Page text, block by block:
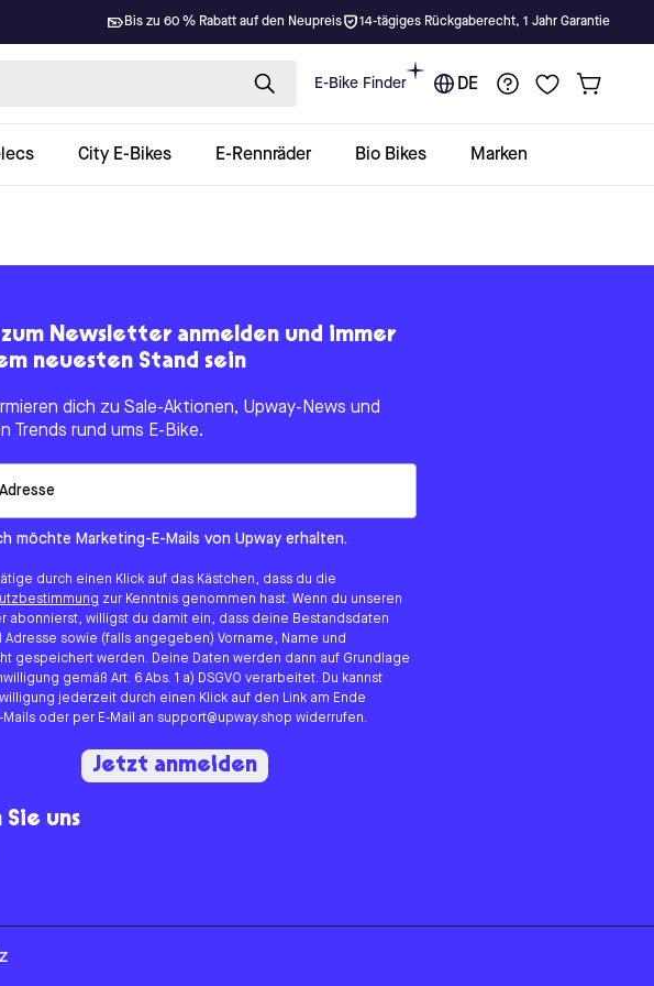
Bis zu 60 % Rabatt auf den Neupreis 14-tägiges Rückgaberecht, 1 Jahr Garantie
E-Bike Finder DE
City E-Bikes E-Rennräder Bio Bikes Marken
Newsletter anmelden und immer
neuesten Stand sein
dich zu Sale-Aktionen, Upway-News und
Trends rund ums E-Bike.
you like to hear from us?
möchte Marketing-E-Mails von Upway erhalten.
durch einen Klick auf das Kästchen, dass du die
zur Kenntnis genommen hast. Wenn du unseren
abonnierst, willigst du damit ein, dass deine Bestandsdaten
Adresse sowie (falls angegeben) Vorname, Name und
gespeichert werden. Deine Daten werden dann auf Grundlage
gemäß Art. 6 Abs. 1 a) DSGVO verarbeitet. Du kannst
jederzeit durch einen Klick auf den Link am Ende
Mails oder per E-Mail an support@upway.shop widerrufen.
Jetzt anmelden
Sie uns